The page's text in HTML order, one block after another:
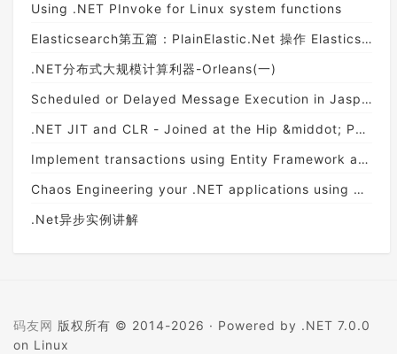
Using .NET PInvoke for Linux system functions
Elasticsearch第五篇：PlainElastic.Net 操作 Elasticsearch
.NET分布式大规模计算利器-Orleans(一)
Scheduled or Delayed Message Execution in Jasper | The Shade Tree Developer
.NET JIT and CLR - Joined at the Hip &middot; Performance is a Feature!
Implement transactions using Entity Framework and repository pattern
Chaos Engineering your .NET applications using Simmy
.Net异步实例讲解
码友网 版权所有 © 2014-2026 · Powered by .NET 7.0.0
on Linux